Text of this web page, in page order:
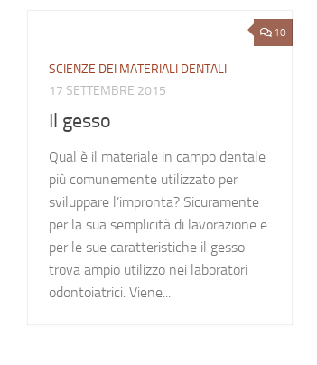
10
SCIENZE DEI MATERIALI DENTALI
17 SETTEMBRE 2015
Il gesso
Qual è il materiale in campo dentale
più comunemente utilizzato per
sviluppare l’impronta? Sicuramente
per la sua semplicità di lavorazione e
per le sue caratteristiche il gesso
trova ampio utilizzo nei laboratori
odontoiatrici. Viene...